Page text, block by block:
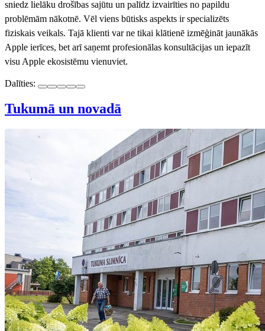
sniedz lielāku drošības sajūtu un palīdz izvairīties no papildu
problēmām nākotnē. Vēl viens būtisks aspekts ir specializēts
fiziskais veikals. Tajā klienti var ne tikai klātienē izmēģināt jaunākās
Apple ierīces, bet arī saņemt profesionālas konsultācijas un iepazīt
visu Apple ekosistēmu vienuviet.
Dalīties:
Tukumā un novadā